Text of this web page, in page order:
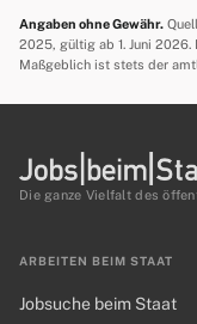
Angaben ohne Gewähr.
2025, gültig ab 1. Juni 2026.
Maßgeblich ist stets der
Die ganze Vielfalt des
ARBEITEN BEIM STAAT
Jobsuche beim Staat